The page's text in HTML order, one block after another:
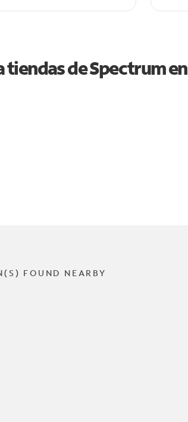
tiendas de Spectrum en
FOUND NEARBY